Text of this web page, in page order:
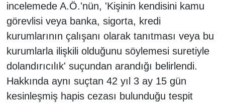
incelemede A.Ö.'nün, 'Kişinin kendisini kamu
görevlisi veya banka, sigorta, kredi
kurumlarının çalışanı olarak tanıtması veya bu
kurumlarla ilişkili olduğunu söylemesi suretiyle
dolandırıcılık' suçundan arandığı belirlendi.
Hakkında aynı suçtan 42 yıl 3 ay 15 gün
kesinleşmiş hapis cezası bulunduğu tespit